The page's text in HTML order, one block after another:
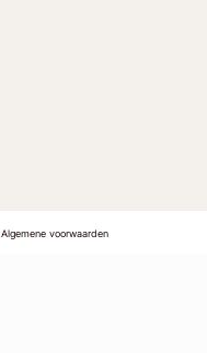
Algemene voorwaarden